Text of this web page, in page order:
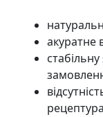
акуратне